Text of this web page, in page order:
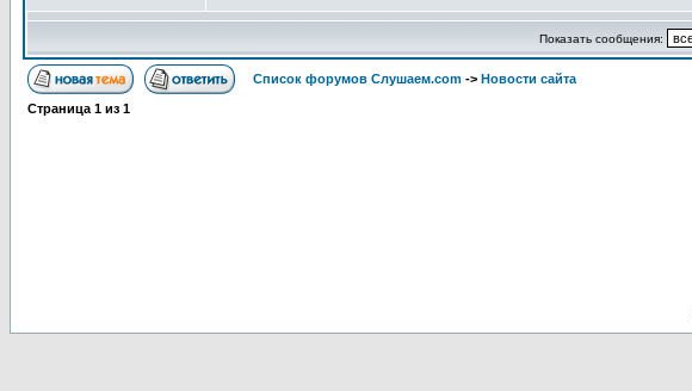
Показать сообщения:
Список форумов Слушаем.com -> Новости сайта
Страница 1 из 1